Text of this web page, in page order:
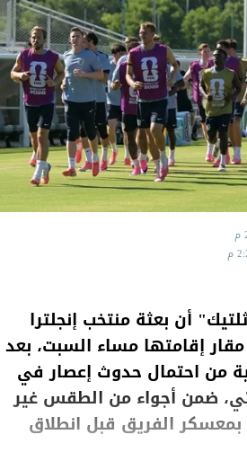
أن بعثة منتخب إنجلترا
إقامتها مساء السبت، بعد
من احتمال حدوث إعصار في
ضمن أجواء من الطقس غير
الفريق قبل انطلاق